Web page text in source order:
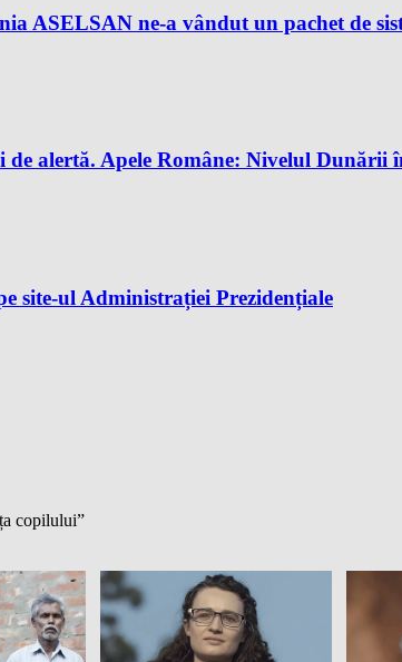
ASELSAN ne-a vândut un pachet de
alertă. Apele Române: Nivelul Dunării
site-ul Administrației Prezidențiale
copilului”